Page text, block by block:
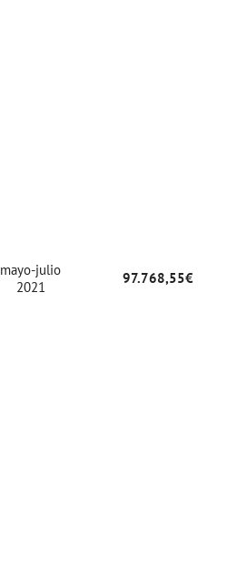
mayo-julio
2021
97.768,55€